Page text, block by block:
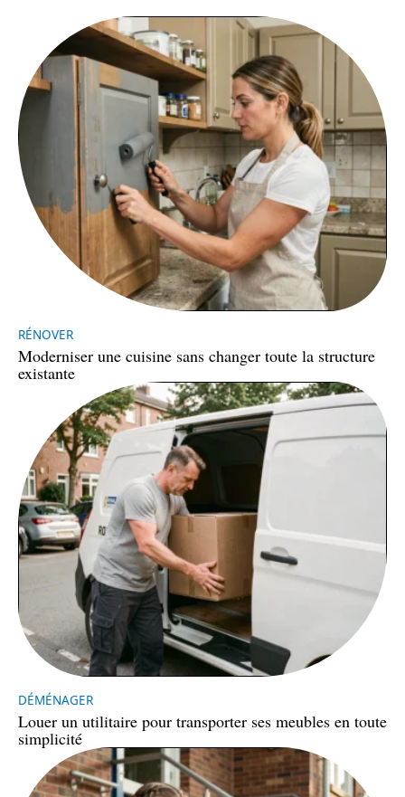
RÉNOVER
Moderniser une cuisine sans changer toute la structure
existante
DÉMÉNAGER
Louer un utilitaire pour transporter ses meubles en toute
simplicité